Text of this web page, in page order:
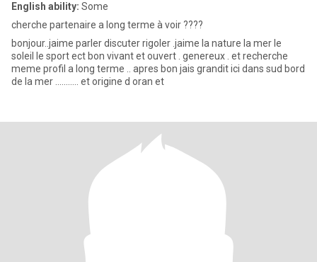
English ability: Some
cherche partenaire a long terme à voir ????
bonjour..jaime parler discuter rigoler .jaime la nature la mer le
soleil le sport ect bon vivant et ouvert . genereux . et recherche
meme profil a long terme .. apres bon jais grandit ici dans sud bord
de la mer ........... et origine d oran et